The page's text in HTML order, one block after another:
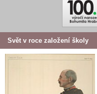
Svět v roce založení školy